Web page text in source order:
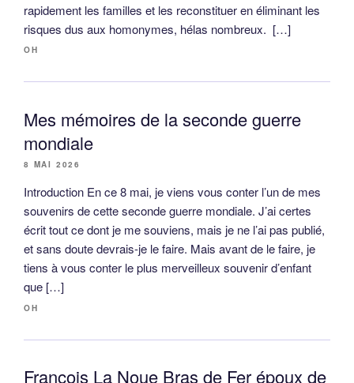
rapidement les familles et les reconstituer en éliminant les
risques dus aux homonymes, hélas nombreux. […]
OH
Mes mémoires de la seconde guerre
mondiale
8 MAI 2026
Introduction En ce 8 mai, je viens vous conter l’un de mes
souvenirs de cette seconde guerre mondiale. J’ai certes
écrit tout ce dont je me souviens, mais je ne l’ai pas publié,
et sans doute devrais-je le faire. Mais avant de le faire, je
tiens à vous conter le plus merveilleux souvenir d’enfant
que […]
OH
François La Noue Bras de Fer époux de